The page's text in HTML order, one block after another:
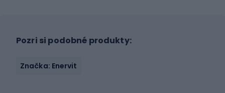
Pozri si podobné produkty:
Značka: Enervit